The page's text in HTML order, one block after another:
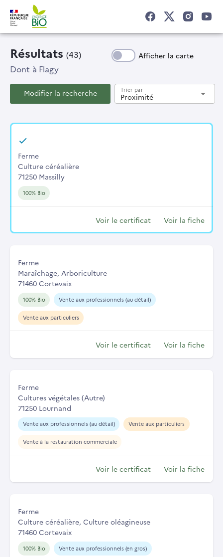
Résultats (43) Afficher la carte
Dont à Flagy
Modifier la recherche Proximité
Trier par arrow_drop_down
Ferme
Culture céréalière
71250 Massilly
100% Bio
Voir le certificat Voir la fiche
Ferme
Maraîchage, Arboriculture
71460 Cortevaix
100% Bio Vente aux professionnels (au détail)
Vente aux particuliers
Voir le certificat Voir la fiche
Ferme
Cultures végétales (Autre)
71250 Lournand
Vente aux professionnels (au détail) Vente aux particuliers
Vente à la restauration commerciale
Voir le certificat Voir la fiche
Ferme
Culture céréalière, Culture oléagineuse
71460 Cortevaix
100% Bio Vente aux professionnels (en gros)